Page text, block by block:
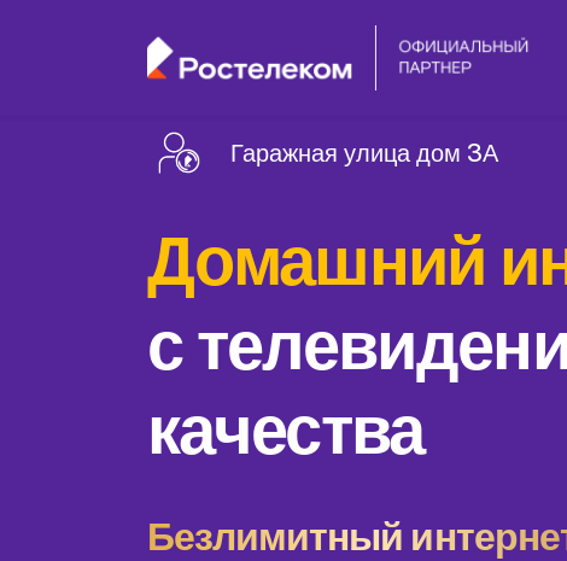
Гаражная улица дом 3А
Домашний
с
качества
Безлимитный